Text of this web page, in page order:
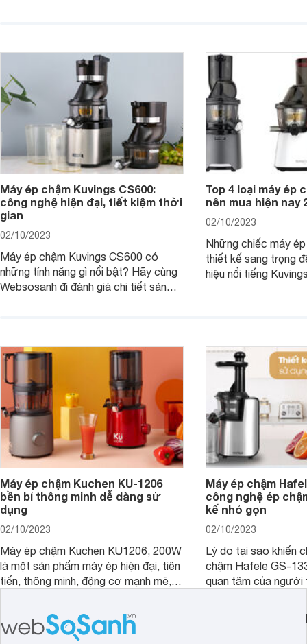
Cùng Websosanh.vn đi tìm hiểu những
tính năng hiện đại mà sản phẩm mang
lại nhé.
Máy ép chậm Kuvings CS600:
công nghệ hiện đại, tiết kiệm thời
gian
02/10/2023
Máy ép chậm Kuvings CS600 có
những tính năng gì nổi bật? Hãy cùng
Websosanh đi đánh giá chi tiết sản
Top 4 loại máy ép
nên mua hiện nay
02/10/2023
Những chiếc máy
thiết kế sang trọng
hiệu nổi tiếng
Máy ép chậm Kuchen KU-1206
bền bỉ thông minh dễ dàng sử
dụng
02/10/2023
Máy ép chậm Kuchen KU1206, 200W
là một sản phẩm máy ép hiện đại, tiên
tiến, thông minh, động cơ mạnh mẽ,
Websosanh muốn giới thiệu tới bạn
chắc chắn bạn không nên bỏ qua.
Máy ép chậm
công nghệ ép
kế nhỏ gọn
02/10/2023
Lý do tại sao khiến
chậm Hafele GS-
quan tâm của người
Hafele GS-133N
đây để có câu trả lời